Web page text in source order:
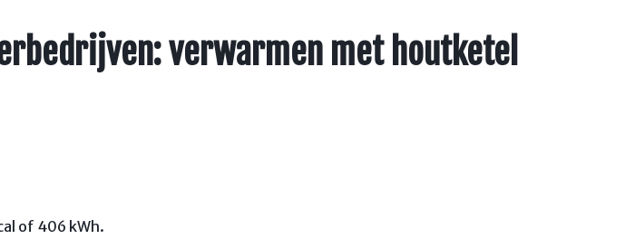
verwarmen met houtketel
of 406 kWh.